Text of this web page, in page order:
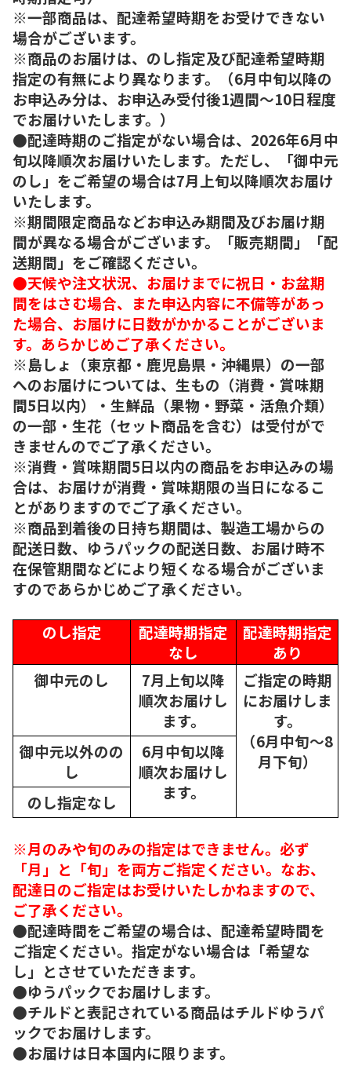
※一部商品は、配達希望時期をお受けできない
場合がございます。
※商品のお届けは、のし指定及び配達希望時期
指定の有無により異なります。（6月中旬以降の
お申込み分は、お申込み受付後1週間～10日程度
でお届けいたします。）
●配達時期のご指定がない場合は、2026年6月中
旬以降順次お届けいたします。ただし、「御中元
のし」をご希望の場合は7月上旬以降順次お届け
いたします。
※期間限定商品などお申込み期間及びお届け期
間が異なる場合がございます。「販売期間」「配
送期間」をご確認ください。
●天候や注文状況、お届けまでに祝日・お盆期
間をはさむ場合、また申込内容に不備等があっ
た場合、お届けに日数がかかることがございま
す。あらかじめご了承ください。
※島しょ（東京都・鹿児島県・沖縄県）の一部
へのお届けについては、生もの（消費・賞味期
間5日以内）・生鮮品（果物・野菜・活魚介類）
の一部・生花（セット商品を含む）は受付がで
きませんのでご了承ください。
※消費・賞味期間5日以内の商品をお申込みの場
合は、お届けが消費・賞味期限の当日になるこ
とがありますのでご了承ください。
※商品到着後の日持ち期間は、製造工場からの
配送日数、ゆうパックの配送日数、お届け時不
在保管期間などにより短くなる場合がございま
すのであらかじめご了承ください。
のし指定
配達時期指定
なし
配達時期指定
あり
御中元のし
7月上旬以降
順次お届けし
ます。
ご指定の時期
にお届けしま
す。
（6月中旬～8
月下旬）
御中元以外のの
し
6月中旬以降
順次お届けし
ます。
のし指定なし
※月のみや旬のみの指定はできません。必ず
「月」と「旬」を両方ご指定ください。なお、
配達日のご指定はお受けいたしかねますので、
ご了承ください。
●配達時間をご希望の場合は、配達希望時間を
ご指定ください。指定がない場合は「希望な
し」とさせていただきます。
●ゆうパックでお届けします。
●チルドと表記されている商品はチルドゆうパ
ックでお届けします。
●お届けは日本国内に限ります。